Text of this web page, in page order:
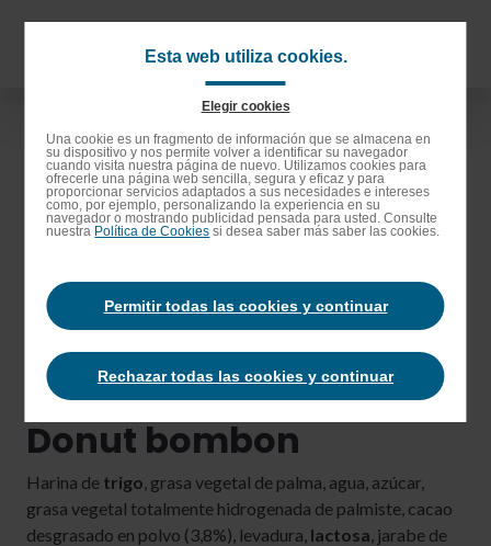
Donut bombon
Harina de trigo , grasa vegetal de palma, agua, azúcar,
grasa vegetal totalmente hidrogenada de palmiste, cacao
desgrasado en polvo (3,8%), levadura, lactosa , jarabe de
Esta web utiliza cookies.
Elegir cookies
Una cookie es un fragmento de información que se almacena en
su dispositivo y nos permite volver a identificar su navegador
cuando visita nuestra página de nuevo. Utilizamos cookies para
ofrecerle una página web sencilla, segura y eficaz y para
proporcionar servicios adaptados a sus necesidades e intereses
como, por ejemplo, personalizando la experiencia en su
navegador o mostrando publicidad pensada para usted. Consulte
nuestra Política de Cookies si desea saber más saber las cookies.
Permitir todas las cookies y continuar
Rechazar todas las cookies y continuar